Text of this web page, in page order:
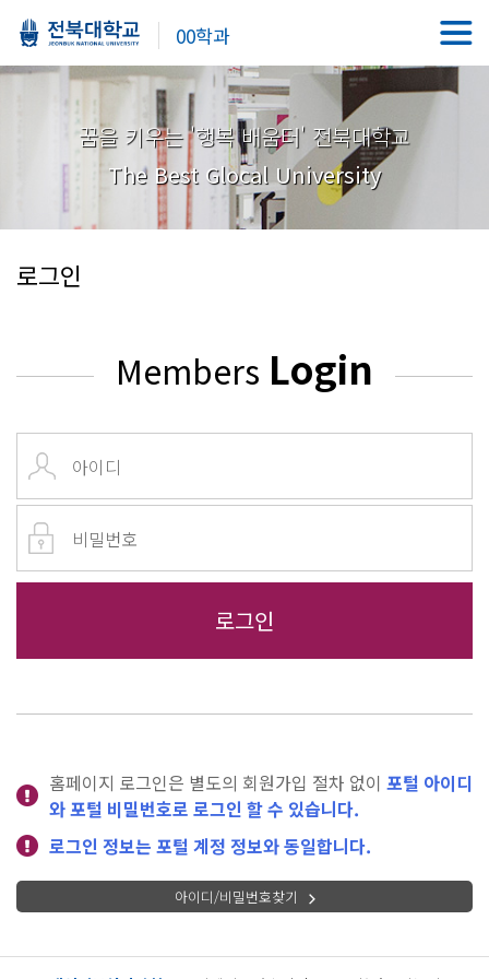
00학과
꿈을 키우는 '행복 배움터' 전북대학교
The Best Glocal University
로그인
Members Login
홈페이지 로그인은 별도의 회원가입 절차 없이 포털 아이디
와 포털 비밀번호로 로그인 할 수 있습니다.
로그인 정보는 포털 계정 정보와 동일합니다.
아이디/비밀번호찾기